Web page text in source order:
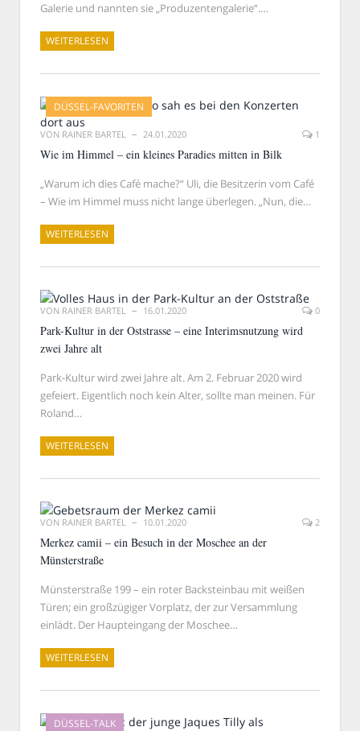
Galerie und nannten sie „Produzentengalerie“.…
WEITERLESEN
DÜSSEL-FAVORITEN
VON RAINER BARTEL 24.01.2020 1
Wie im Himmel – ein kleines Paradies mitten in Bilk
„Warum ich dies Café mache?“ Uli, die Besitzerin vom Café
– Wie im Himmel muss nicht lange überlegen. „Nun, die…
WEITERLESEN
VON RAINER BARTEL 16.01.2020 0
Park-Kultur in der Oststrasse – eine Interimsnutzung wird
zwei Jahre alt
Park-Kultur wird zwei Jahre alt. Am 2. Februar 2020 wird
gefeiert. Eigentlich noch kein Alter, sollte man meinen. Für
Roland…
WEITERLESEN
VON RAINER BARTEL 10.01.2020 2
Merkez camii – ein Besuch in der Moschee an der
Münsterstraße
Münsterstraße 199 – ein roter Backsteinbau mit weißen
Türen; ein großzügiger Vorplatz, der zur Versammlung
einlädt. Der Haupteingang der Moschee…
WEITERLESEN
DÜSSEL-TALK